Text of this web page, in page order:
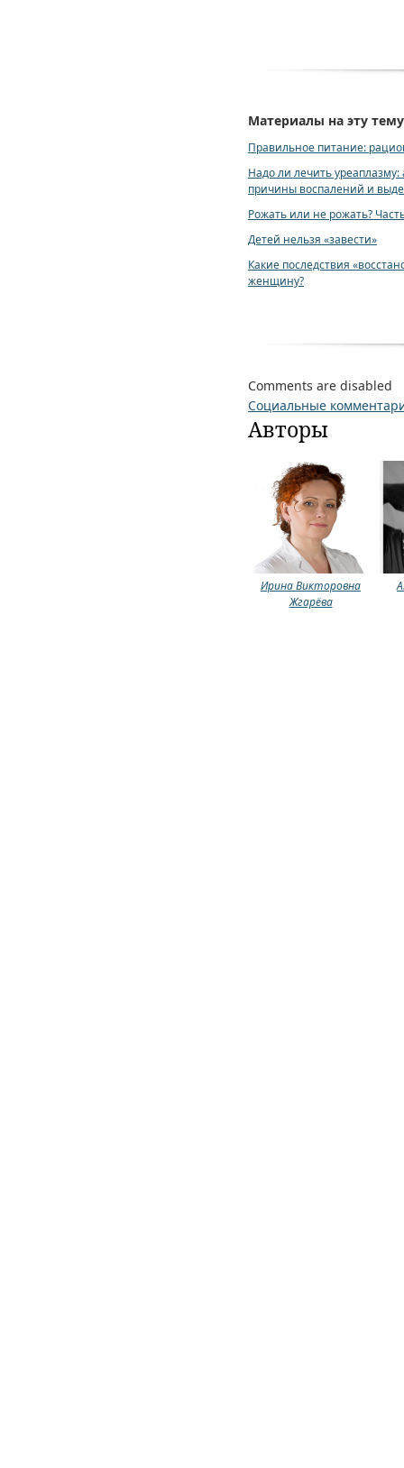
Материалы на эту тему
Правильное питание:
Надо ли лечить
причины воспалений и
Рожать или не рожать?
Детей нельзя «завести»
Какие последствия
женщину?
Comments are disabled
Социальные
Авторы
Ирина Викторовна
Жгарёва